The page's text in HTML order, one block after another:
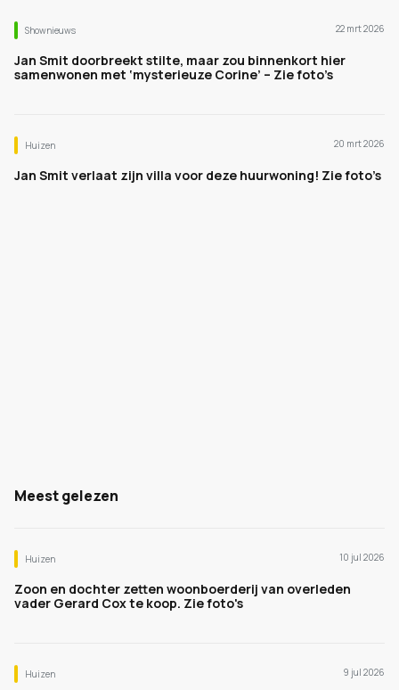
Shownieuws 22 mrt 2026
Jan Smit doorbreekt stilte, maar zou binnenkort hier
samenwonen met ‘mysterieuze Corine’ – Zie foto’s
Huizen 20 mrt 2026
Jan Smit verlaat zijn villa voor deze huurwoning! Zie foto’s
Meest gelezen
Huizen 10 jul 2026
Zoon en dochter zetten woonboerderij van overleden
vader Gerard Cox te koop. Zie foto's
Huizen 9 jul 2026